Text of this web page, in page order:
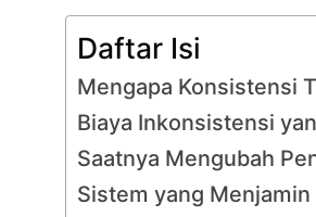
Daftar Isi
Mengapa Konsistensi
Biaya Inkonsistensi
Saatnya Mengubah
Sistem yang